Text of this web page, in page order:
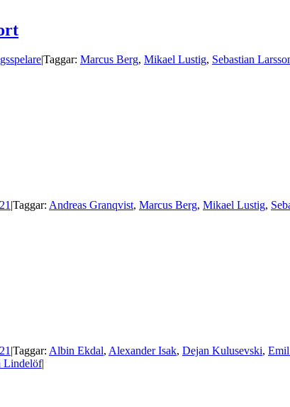
|Taggar: Marcus Berg, Mikael Lustig, Sebastian
|Taggar: Andreas Granqvist, Marcus Berg, Mikael Lustig,
|Taggar: Albin Ekdal, Alexander Isak, Dejan Kulusevski,
Lindelöf|